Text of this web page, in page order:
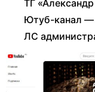
ТГ
Ютуб-канал —
ЛС